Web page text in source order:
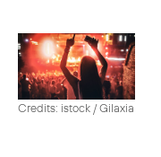
Credits: istock / Gilaxia